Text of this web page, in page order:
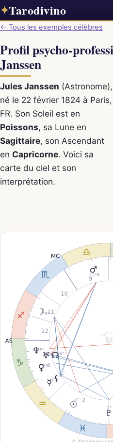
✦Tarodivino
← Tous les exemples célèbres
Profil psycho-
Janssen
Jules Janssen (Astronome),
né le 22 février 1824 à Paris,
FR. Son Soleil est en
Poissons, sa Lune en
Sagittaire, son Ascendant
en Capricorne. Voici sa
carte du ciel et son
interprétation.